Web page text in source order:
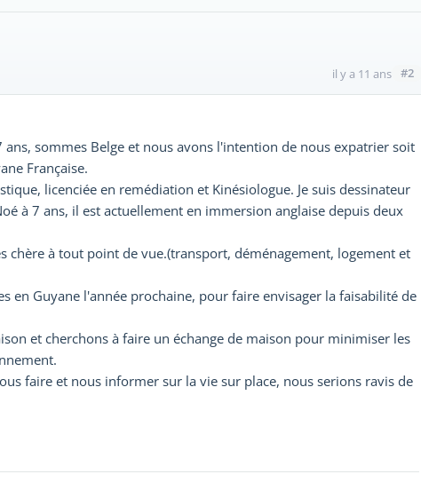
il y a 11 ans #2
sommes Belge et nous avons l'intention de nous expatrier soit
Française.
licenciée en remédiation et Kinésiologue. Je suis dessinateur
à 7 ans, il est actuellement en immersion anglaise depuis deux
chère à tout point de vue.(transport, déménagement, logement et
en Guyane l'année prochaine, pour faire envisager la faisabilité de
et cherchons à faire un échange de maison pour minimiser les
faire et nous informer sur la vie sur place, nous serions ravis de